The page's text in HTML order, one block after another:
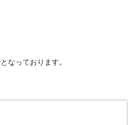
なっております。